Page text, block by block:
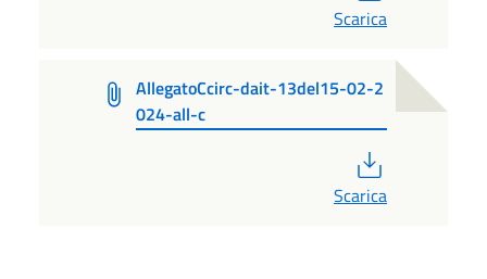
Scarica
AllegatoCcirc-dait-13del15-02-2
024-all-c
Scarica